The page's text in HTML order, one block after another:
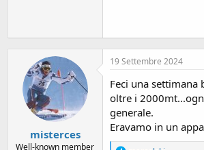
misterces
Well-known member
19 Settembre 2024
Feci una
oltre i
generale.
Eravamo in un